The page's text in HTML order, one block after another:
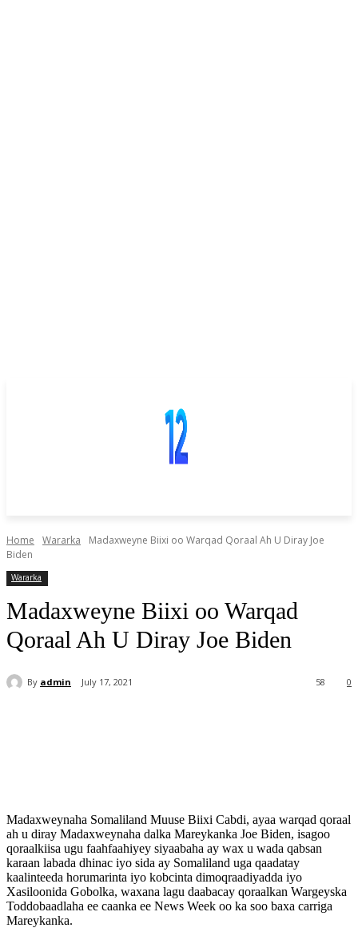
Home Wararka
Madaxweyne Biixi oo Warqad Qoraal Ah U Diray Joe
Biden
Wararka
Madaxweyne Biixi oo Warqad
Qoraal Ah U Diray Joe Biden
By admin July 17, 2021 0
58
Madaxweynaha Somaliland Muuse Biixi Cabdi, ayaa warqad qoraal
ah u diray Madaxweynaha dalka Mareykanka Joe Biden, isagoo
qoraalkiisa ugu faahfaahiyey siyaabaha ay wax u wada qabsan
karaan labada dhinac iyo sida ay Somaliland uga qaadatay
kaalinteeda horumarinta iyo kobcinta dimoqraadiyadda iyo
Xasiloonida Gobolka, waxana lagu daabacay qoraalkan Wargeyska
Toddobaadlaha ee caanka ee News Week oo ka soo baxa carriga
Mareykanka.